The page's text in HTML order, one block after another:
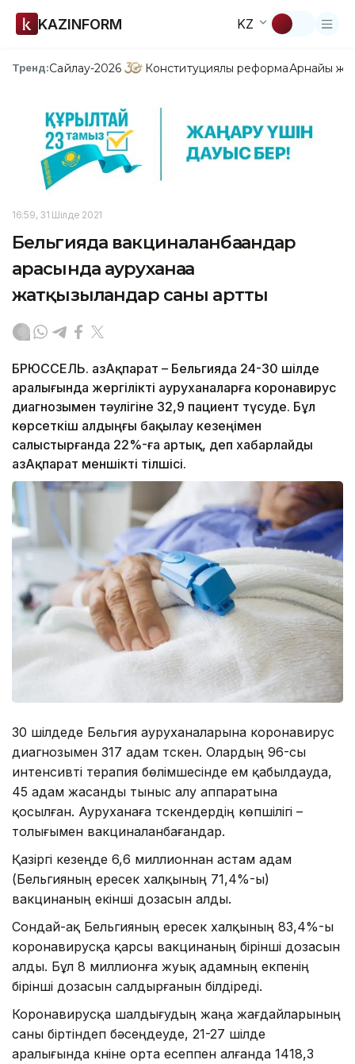
KAZINFORM KZ
Тренд:Сайлау-2026 Конституциялық реформаАрнайы
16:59, 31 Шілде 2021
Бельгияда вакциналанбағандар
арасында ауруханаға
жатқызылғандар саны артты
БРЮССЕЛЬ. ҚазАқпарат – Бельгияда 24-30 шілде
аралығында жергілікті ауруханаларға коронавирус
диагнозымен тәулігіне 32,9 пациент түсуде. Бұл
көрсеткіш алдыңғы бақылау кезеңімен
салыстырғанда 22%-ға артық, деп хабарлайды
ҚазАқпарат меншікті тілшісі.
30 шілдеде Бельгия ауруханаларына коронавирус
диагнозымен 317 адам түскен. Олардың 96-сы
интенсивті терапия бөлімшесінде ем қабылдауда,
45 адам жасанды тыныс алу аппаратына
қосылған. Ауруханаға түскендердің көпшілігі –
толығымен вакциналанбағандар.
Қазіргі кезеңде 6,6 миллионнан астам адам
(Бельгияның ересек халқының 71,4%-ы)
вакцинаның екінші дозасын алды.
Сондай-ақ Бельгияның ересек халқының 83,4%-ы
коронавирусқа қарсы вакцинаның бірінші дозасын
алды. Бұл 8 миллионға жуық адамның екпенің
бірінші дозасын салдырғанын білдіреді.
Коронавирусқа шалдығудың жаңа жағдайларының
саны біртіндеп бәсеңдеуде, 21-27 шілде
аралығында күніне орта есеппен алғанда 1418,3